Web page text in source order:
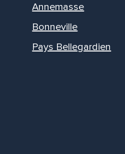
Annemasse
Bonneville
Pays Bellegardien